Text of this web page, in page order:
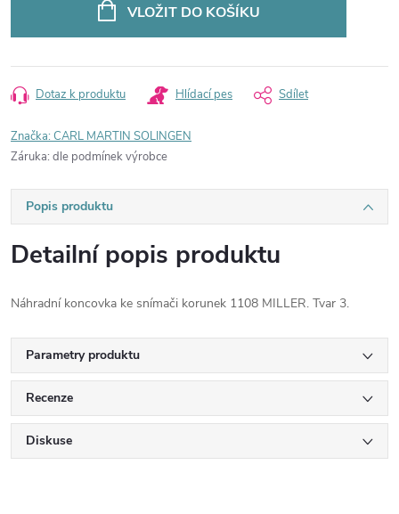
VLOŽIT DO KOŠÍKU
Dotaz k produktu Hlídací pes Sdílet
Značka:CARL MARTIN SOLINGEN
Záruka: dle podmínek výrobce
Popis produktu
Detailní popis produktu
Náhradní koncovka ke snímači korunek 1108 MILLER. Tvar 3.
Parametry produktu
Recenze
Diskuse